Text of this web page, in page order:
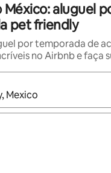
México: aluguel
pet friendly
por temporada de
no Airbnb e faça
estiverem